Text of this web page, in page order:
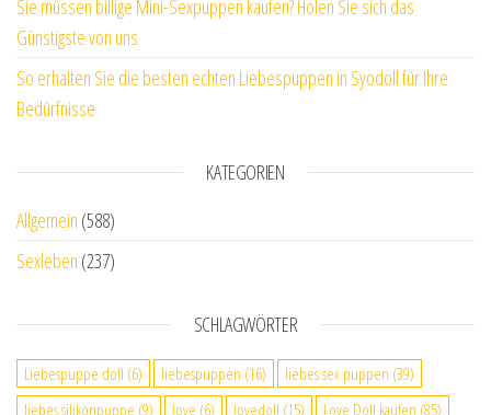
Sie müssen billige Mini-Sexpuppen kaufen? Holen Sie sich das
Günstigste von uns
So erhalten Sie die besten echten Liebespuppen in Syodoll für Ihre
Bedürfnisse
KATEGORIEN
Allgemein (588)
Sexleben (237)
SCHLAGWÖRTER
Liebespuppe doll (6) liebespuppen (16) liebes sex puppen (39)
liebes silikonpuppe (9) love (6) lovedoll (15) Love Doll kaufen (85)